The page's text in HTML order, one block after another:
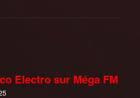
Electro sur Méga FM